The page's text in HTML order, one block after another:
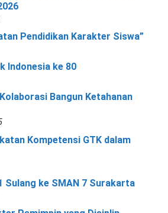
Pendidikan Karakter Siswa”
Indonesia ke 80
Bangun Ketahanan
Kompetensi GTK dalam
Sulang ke SMAN 7 Surakarta